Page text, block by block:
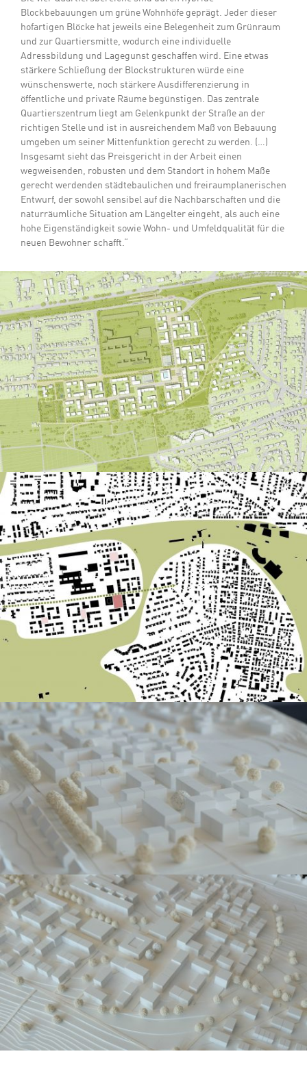
Blockbebauungen um grüne Wohnhöfe geprägt. Jeder dieser
hofartigen Blöcke hat jeweils eine Belegenheit zum Grünraum
und zur Quartiersmitte, wodurch eine individuelle
Adressbildung und Lagegunst geschaffen wird. Eine etwas
stärkere Schließung der Blockstrukturen würde eine
wünschenswerte, noch stärkere Ausdifferenzierung in
öffentliche und private Räume begünstigen. Das zentrale
Quartierszentrum liegt am Gelenkpunkt der Straße an der
richtigen Stelle und ist in ausreichendem Maß von Bebauung
umgeben um seiner Mittenfunktion gerecht zu werden. (…)
Insgesamt sieht das Preisgericht in der Arbeit einen
wegweisenden, robusten und dem Standort in hohem Maße
gerecht werdenden städtebaulichen und freiraumplanerischen
Entwurf, der sowohl sensibel auf die Nachbarschaften und die
naturräumliche Situation am Längelter eingeht, als auch eine
hohe Eigenständigkeit sowie Wohn- und Umfeldqualität für die
neuen Bewohner schafft.“